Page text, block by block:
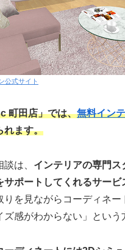
公式サイト
町田店」では、無料イン
れます。
は、 インテリアの専門
サポートしてくれるサービ
りを見ながらコーディネー
ズ感がわからない」という